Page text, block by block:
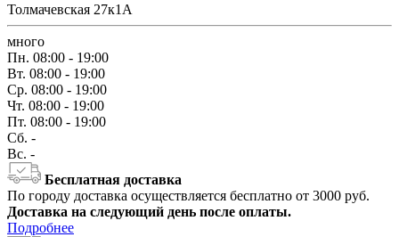
Толмачевская 27к1А
много
Пн. 08:00 - 19:00
Вт. 08:00 - 19:00
Ср. 08:00 - 19:00
Чт. 08:00 - 19:00
Пт. 08:00 - 19:00
Сб. -
Вс. -
Бесплатная доставка
По городу доставка осуществляется бесплатно от 3000 руб.
Доставка на следующий день после оплаты.
Подробнее